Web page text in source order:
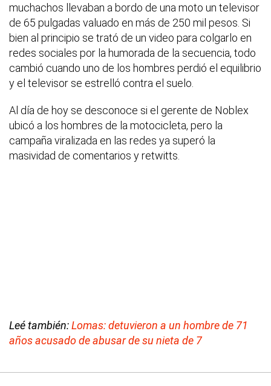
muchachos llevaban a bordo de una moto un televisor
de 65 pulgadas valuado en más de 250 mil pesos. Si
bien al principio se trató de un video para colgarlo en
redes sociales por la humorada de la secuencia, todo
cambió cuando uno de los hombres perdió el equilibrio
y el televisor se estrelló contra el suelo.
Al día de hoy se desconoce si el gerente de Noblex
ubicó a los hombres de la motocicleta, pero la
campaña viralizada en las redes ya superó la
masividad de comentarios y retwitts.
Leé también:Lomas: detuvieron a un hombre de 71
años acusado de abusar de su nieta de 7